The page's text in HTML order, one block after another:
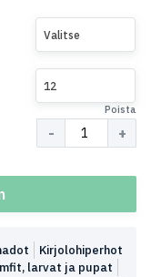
Valitse
12
Poista
Kirjolohiperhot
larvat ja pupat